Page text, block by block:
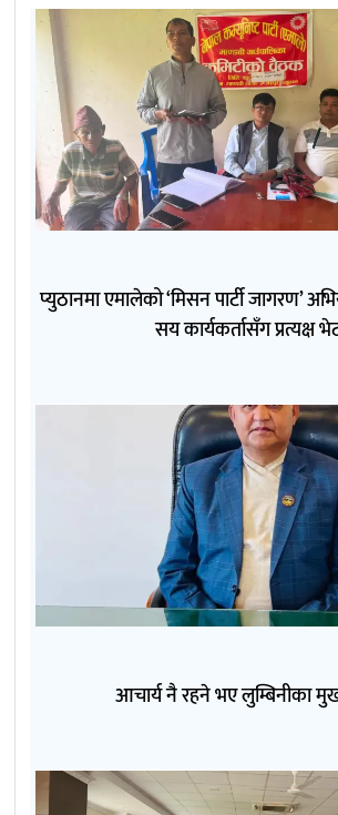
प्युठानमा एमालेको ‘मिसन पार्टी जागरण’
सय कार्यकर्तासँग प्रत्यक्ष
आचार्य नै रहने भए लुम्बिनीका